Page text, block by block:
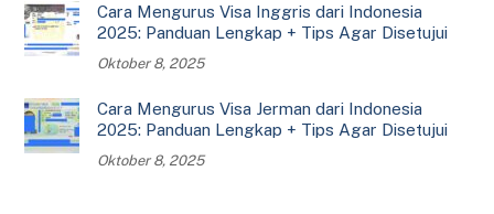
Cara Mengurus Visa Inggris dari Indonesia
2025: Panduan Lengkap + Tips Agar Disetujui
Oktober 8, 2025
Cara Mengurus Visa Jerman dari Indonesia
2025: Panduan Lengkap + Tips Agar Disetujui
Oktober 8, 2025